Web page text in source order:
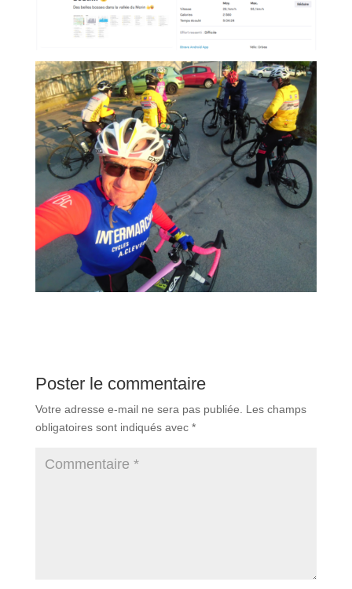
Poster le commentaire
Votre adresse e-mail ne sera pas publiée. Les champs
obligatoires sont indiqués avec *